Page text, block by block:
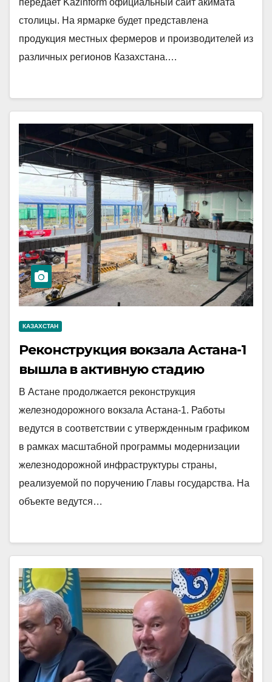
передает Kazinform официальный сайт акимата
столицы. На ярмарке будет представлена
продукция местных фермеров и производителей из
различных регионов Казахстана.…
КАЗАХСТАН
Реконструкция вокзала Астана-1
вышла в активную стадию
В Астане продолжается реконструкция
железнодорожного вокзала Астана-1. Работы
ведутся в соответствии с утвержденным графиком
в рамках масштабной программы модернизации
железнодорожной инфраструктуры страны,
реализуемой по поручению Главы государства. На
объекте ведутся…